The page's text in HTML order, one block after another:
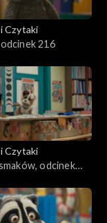
Czytaki
216
Czytaki
odcinek